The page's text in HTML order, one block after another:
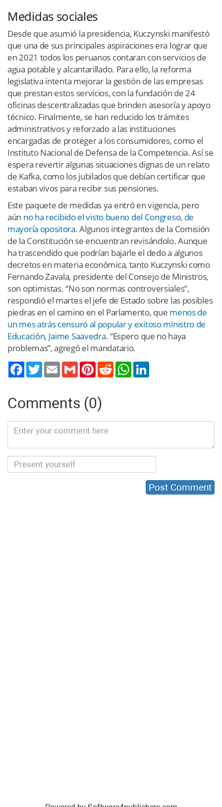
Medidas sociales
Desde que asumió la presidencia, Kuczynski manifestó
que una de sus principales aspiraciones era lograr que
en 2021 todos los peruanos contaran con servicios de
agua potable y alcantarillado. Para ello, la reforma
legislativa intenta mejorar la gestión de las empresas
que prestan estos servicios, con la fundación de 24
oficinas descentralizadas que brinden asesoría y apoyo
técnico. Finalmente, se han reducido los trámites
administrativos y reforzado a las instituciones
encargadas de proteger a los consumidores, como el
Instituto Nacional de Defensa de la Competencia. Así se
espera revertir algunas situaciones dignas de un relato
de Kafka, como los jubilados que debían certificar que
estaban vivos para recibir sus pensiones.
Este paquete de medidas ya entró en vigencia, pero
aún no ha recibido el visto bueno del Congreso, de
mayoría opositora. Algunos integrantes de la Comisión
de la Constitución se encuentran revisándolo. Aunque
ha trascendido que podrían bajarle el dedo a algunos
decretos en materia económica, tanto Kuczynski como
Fernando Zavala, presidente del Consejo de Ministros,
son optimistas. “No son normas controversiales”,
respondió el martes el jefe de Estado sobre las posibles
piedras en el camino en el Parlamento, que menos de
un mes atrás censuró al popular y exitoso ministro de
Educación, Jaime Saavedra. “Espero que no haya
problemas”, agregó el mandatario.
TwitterEmail Gmail PinterestReddit WhatsApp
Comments (0)